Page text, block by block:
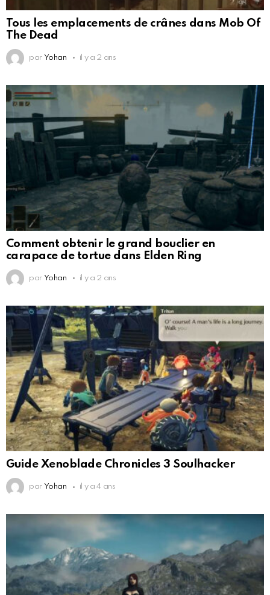
Tous les emplacements de crânes dans Mob Of
The Dead
par Yohan il y a 2 ans
Comment obtenir le grand bouclier en
carapace de tortue dans Elden Ring
par Yohan il y a 2 ans
Guide Xenoblade Chronicles 3 Soulhacker
par Yohan il y a 4 ans